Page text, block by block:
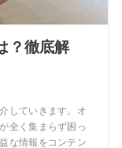
？徹底解
していきます。オ
全く集まらず困っ
な情報をコンテン